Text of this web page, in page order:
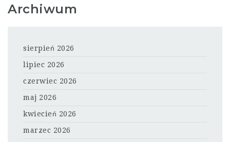
Archiwum
sierpień 2026
lipiec 2026
czerwiec 2026
maj 2026
kwiecień 2026
marzec 2026